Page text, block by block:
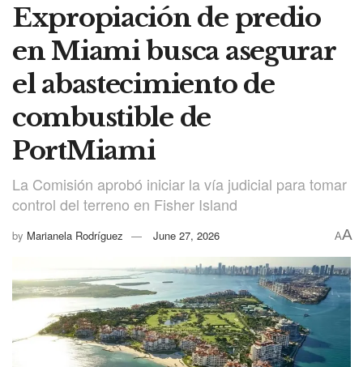
Expropiación de predio
en Miami busca asegurar
el abastecimiento de
combustible de
PortMiami
La Comisión aprobó iniciar la vía judicial para tomar
control del terreno en Fisher Island
by Marianela Rodríguez June 27, 2026 AA